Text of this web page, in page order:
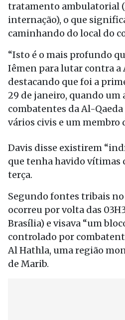
tratamento ambulatorial
internação), o que
caminhando do local do
“Isto é o mais profundo
Iêmen para lutar contra a
destacando que foi a
29 de janeiro, quando um
combatentes da Al-
vários civis e um membro
Davis disse existirem
que tenha havido vítimas
terça.
Segundo fontes tribais no
ocorreu por volta das
Brasília) e visava “um
controlado por
Al Hathla, uma região
de Marib.